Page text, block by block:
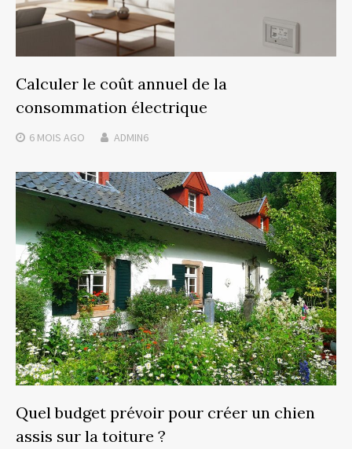
Calculer le coût annuel de la
consommation électrique
6 MOIS AGO ADMIN6
Quel budget prévoir pour créer un chien
assis sur la toiture ?